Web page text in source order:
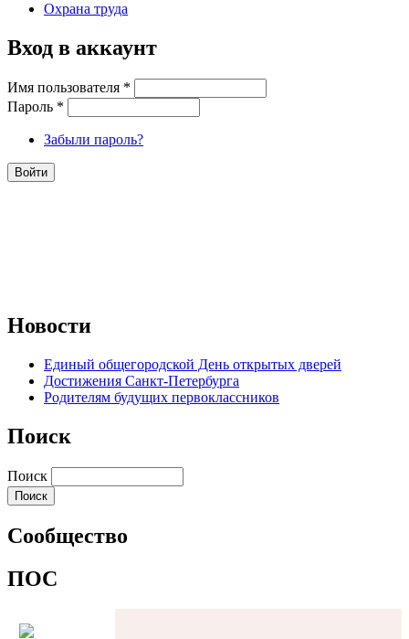
Охрана труда
Вход в аккаунт
Имя пользователя *
Пароль *
Забыли пароль?
Новости
Единый общегородской День открытых дверей
Достижения Санкт-Петербурга
Родителям будущих первоклассников
Поиск
Поиск
Сообщество
ПОС